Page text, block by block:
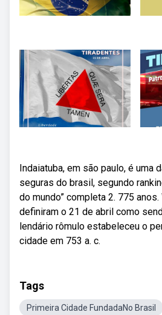
Indaiatuba, em são paulo, é uma
seguras do brasil, segundo
do mundo” completa 2. 775
definiram o 21 de abril como
lendário rômulo estabeleceu o
cidade em 753 a. c.
Tags
Primeira Cidade FundadaNo Brasil